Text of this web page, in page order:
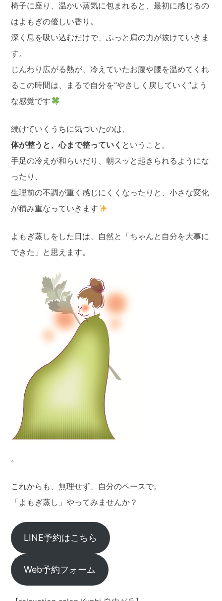
椅子に座り、温かい蒸気に包まれると、最初に感じるの
はよもぎの優しい香り。
深く息を吸い込むだけで、ふっと肩の力が抜けていきま
す。
じんわり広がる熱が、冷えていたお腹や腰を温めてくれ
るこの時間は、まるで自分を“やさしく戻していく”よう
な感覚です
続けていくうちに気づいたのは、
体が整うと、心まで整っていく ということ。
手足の冷えが和らいだり、朝スッと起きられるようにな
ったり、
生理前の不調が重く感じにくくなったりと、小さな変化
が積み重なっていきます
よもぎ蒸しをした日は、自然と「ちゃんと自分を大事に
できた」と思えます。
。
これからも、無理せず、自分のペースで。
「よもぎ蒸し」やってみませんか？
LINE予約はこちら
Web予約フォーム